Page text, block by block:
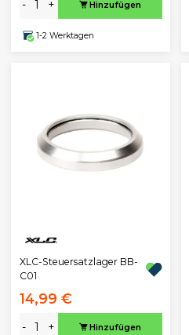
- + Hinzufügen
1-2 Werktagen
XLC-Steuersatzlager BB-
C01
14,99 €
- + Hinzufügen